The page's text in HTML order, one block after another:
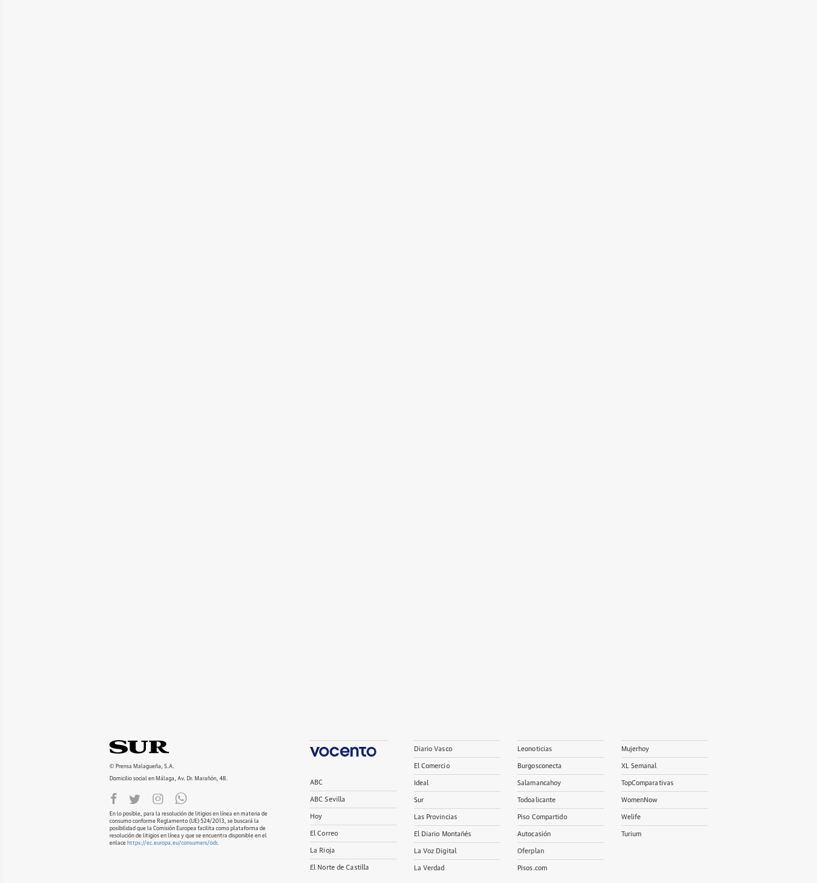
© Prensa Malagueña, S.A.
Domicilio social en Málaga, Av. Dr. Marañón, 48.
En lo posible, para la resolución de litigios en línea en materia de
consumo conforme Reglamento (UE) 524/2013, se buscará la
posibilidad que la Comisión Europea facilita como plataforma de
resolución de litigios en línea y que se encuentra disponible en el
enlace https://ec.europa.eu/consumers/odr.
ABC
ABC Sevilla
Hoy
El Correo
La Rioja
El Norte de Castilla
Diario Vasco
El Comercio
Ideal
Sur
Las Provincias
El Diario Montañés
La Voz Digital
La Verdad
Leonoticias
Burgosconecta
Salamancahoy
Todoalicante
Piso Compartido
Autocasión
Oferplan
Pisos.com
Mujerhoy
XL Semanal
TopComparativas
WomenNow
Welife
Turium